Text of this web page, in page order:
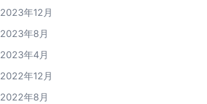
2023年12月
2023年8月
2023年4月
2022年12月
2022年8月